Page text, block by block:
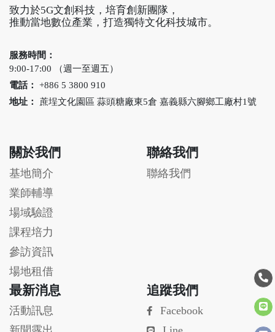
舞數位展演，由光禹國
際擔任技術指導、知名
團隊策劃編導，全程音
樂劇歌曲皆出自原創專
級的梁芬美老師指導；
內容以嘉義阿里山、玉
在如幻似真的全息投影
表演秀中，導引觀眾與
故事中的男女主角一起
經歷尋找獵場和歸宿的
奇幻之旅。
體舞動時動態影像，並
即時投射流轉在舞台
記憶，如同舞者的內在
與外在、過去與未來相
互對話。
致力於5G文創科技，培育創新團隊，
推動當地數位產業，打造獨特文化科技城市。
服務時間：
9:00-17:00 （週一至週五）
電話： +886 5 3800 910
地址： 蔗埕文化園區 蒜頭糖廠東5倉 嘉義縣六腳鄉工廠村1號
關於我們
基地簡介
業師輔導
場域驗證
課程培力
參訪資訊
場地租借
聯絡我們
聯絡我們
最新消息
活動訊息
追蹤我們
Facebook